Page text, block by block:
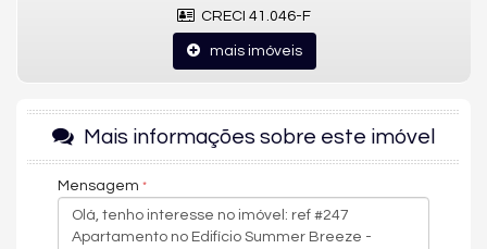
privativa para toda a família.
- **Living Integrado**: Espaço amplo e arejado, integrado com a
cozinha e áreas sociais.
gosta de cozinhar e receber.
- **Sacada com Churrasqueira**: Perfeita para aproveitar os
- **Lavabo**: Praticidade adicional para o seu dia a dia.
- **Dependência de Empregada e Área de Serviço**: Conforto e
CRECI 41.046-F
mais imóveis
Mais informações sobre este imóvel
Mensagem